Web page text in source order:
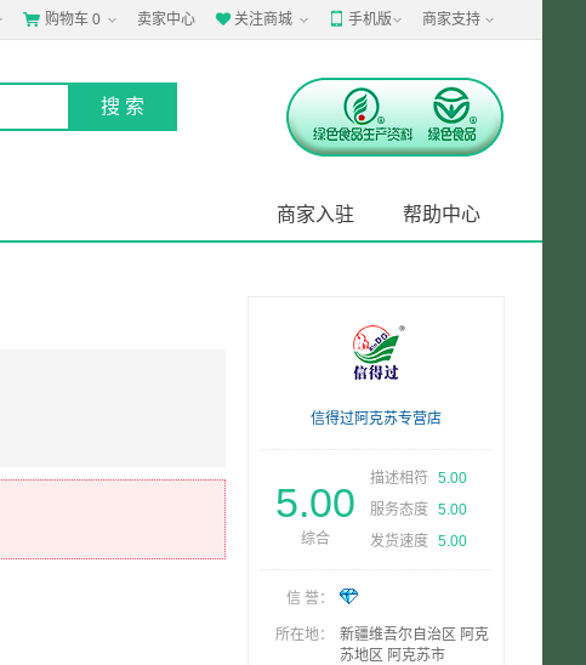
 购物车 0 卖家中心 关注商城 手机版 商家支持
帮助中心
商家入驻
信得过阿克苏专营店
5.00
综合
描述相符 5.00
服务态度
5.00
发货速度
5.00
信 誉：
所在地：
新疆维吾尔自治区 阿克
苏地区 阿克苏市